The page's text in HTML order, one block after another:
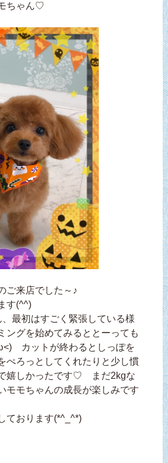
ちゃん♡
ご来店でした～♪
す(^^)
最初はすごく緊張している様
ングを始めてみるととーっても
カットが終わるとしっぽを
ぺろっとしてくれたりと少し慣
嬉しかったです♡ まだ2kgな
モモちゃんの成長が楽しみです
ております(*^_^*)